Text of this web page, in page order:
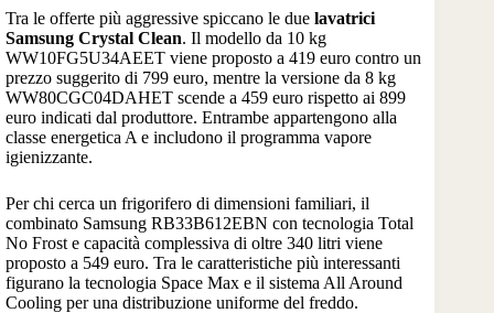
Tra le offerte più aggressive spiccano le due lavatrici
Samsung Crystal Clean. Il modello da 10 kg
WW10FG5U34AEET viene proposto a 419 euro contro un
prezzo suggerito di 799 euro, mentre la versione da 8 kg
WW80CGC04DAHET scende a 459 euro rispetto ai 899
euro indicati dal produttore. Entrambe appartengono alla
classe energetica A e includono il programma vapore
igienizzante.
Per chi cerca un frigorifero di dimensioni familiari, il
combinato Samsung RB33B612EBN con tecnologia Total
No Frost e capacità complessiva di oltre 340 litri viene
proposto a 549 euro. Tra le caratteristiche più interessanti
figurano la tecnologia Space Max e il sistema All Around
Cooling per una distribuzione uniforme del freddo.